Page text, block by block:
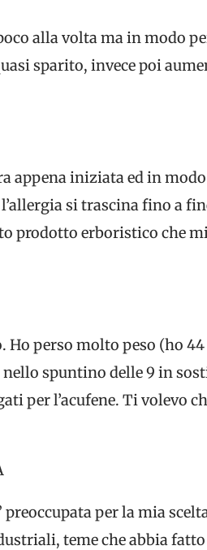
alla volta ma in modo
sparito, invece poi
appena iniziata ed in
si trascina fino a
prodotto erboristico che mi
perso molto peso (ho 44
nello spuntino delle 9 in
per l’acufene. Ti volevo
per la mia
teme che abbia